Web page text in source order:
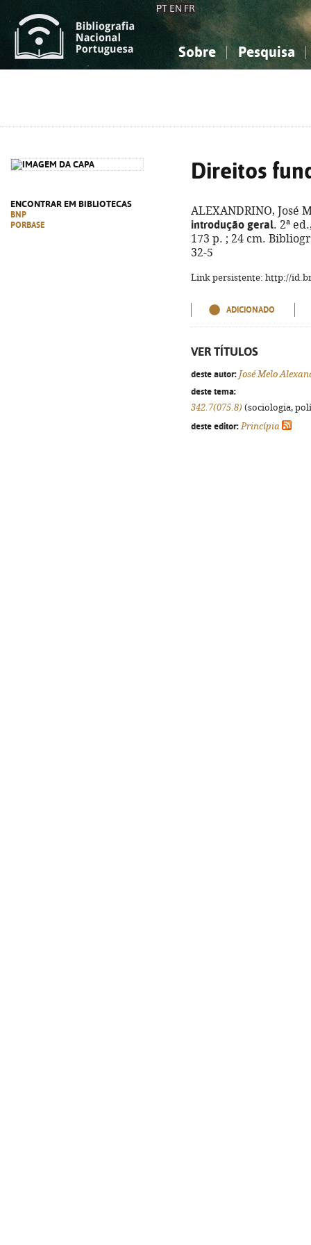
PT EN FR
Sobre Pesquisa
ENCONTRAR EM BIBLIOTECAS
BNP
PORBASE
Direitos
ALEXANDRINO, José
introdução geral. 2ª
173 p. ; 24 cm.
32-5
Link persistente: http://
ADICIONADO
VER TÍTULOS
deste autor: José Melo
deste tema:
342.7(075.8) (sociologia,
deste editor: Princípia